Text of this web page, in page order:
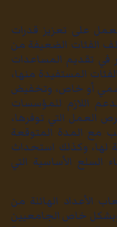
على تعزيز قدرات
الفئات الضعيفة من
في تقديم المساعدات
المستفيدة منها،
أو خاص، وتخفيض
اللازم للمؤسسات
العمل التي توفرها،
مع المدة المتوقعة
لها، وكذلك استحداث
السلع الأساسية التي
الأعداد الهائلة من
يقدر عددهم سنويا بأكثر من 100 ألف وبشكل خاص الجامعيين